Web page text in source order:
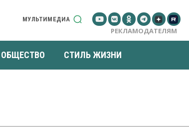
МУЛЬТИМЕДИА
РЕКЛАМОДАТЕЛЯМ
ОБЩЕСТВО СТИЛЬ ЖИЗНИ